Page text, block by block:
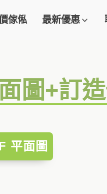
傢俬 最新優惠
圖+訂
平面圖